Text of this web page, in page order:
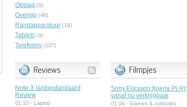
Opslag (8)
Overige (48)
Randapparatuur (18)
Tablets (8)
Telefoons (107)
Note-X laptopstandaard
Review
01.10 - Laptop
Sony Ericsson Xperia PLAY
vanaf nu verkrijgbaar
01.04 - Games & consoles